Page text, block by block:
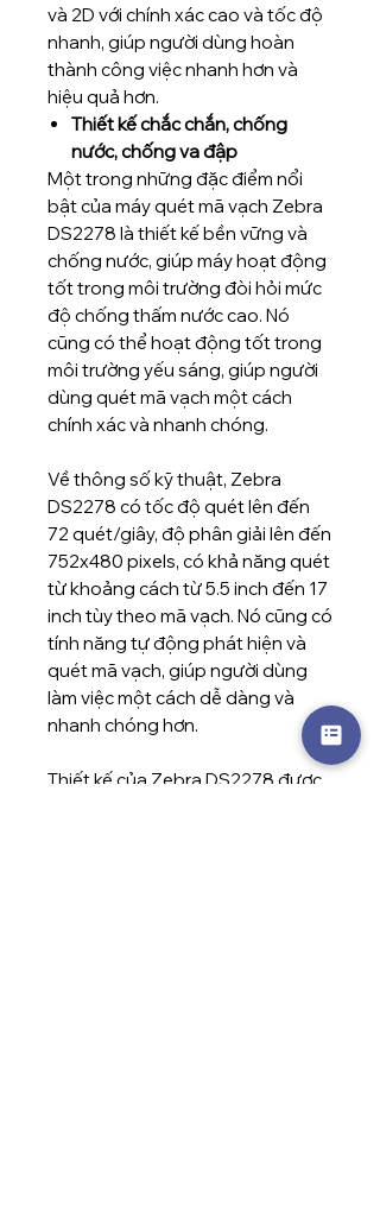
và 2D với chính xác cao và tốc độ
nhanh, giúp người dùng hoàn
thành công việc nhanh hơn và
hiệu quả hơn.
Thiết kế chắc chắn, chống
nước, chống va đập
Một trong những đặc điểm nổi
bật của máy quét mã vạch Zebra
DS2278 là thiết kế bền vững và
chống nước, giúp máy hoạt động
tốt trong môi trường đòi hỏi mức
độ chống thấm nước cao. Nó
cũng có thể hoạt động tốt trong
môi trường yếu sáng, giúp người
dùng quét mã vạch một cách
chính xác và nhanh chóng.
Về thông số kỹ thuật, Zebra
DS2278 có tốc độ quét lên đến
72 quét/giây, độ phân giải lên đến
752x480 pixels, có khả năng quét
từ khoảng cách từ 5.5 inch đến 17
inch tùy theo mã vạch. Nó cũng có
tính năng tự động phát hiện và
quét mã vạch, giúp người dùng
làm việc một cách dễ dàng và
nhanh chóng hơn.
Thiết kế của Zebra DS2278 được